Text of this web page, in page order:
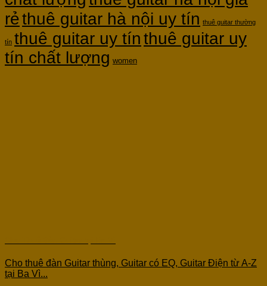
rẻthuê guitar hà nội uy tín thuê guitar thường
tín thuê guitar uy tínthuê guitar uy
tín chất lượng women
Cho thuê đàn Guitar thùng, Guitar có EQ, Guitar Điện từ A-Z
tại Ba Vì...